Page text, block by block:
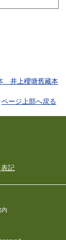
井上櫻塘舊藏本
ページ上部へ戻る
記